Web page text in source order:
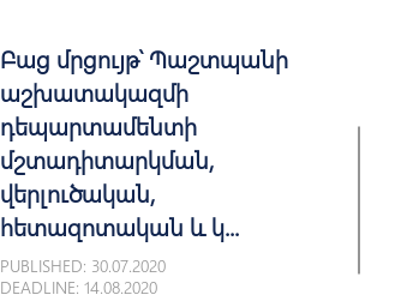
Բաց մրցույթ՝ Պաշտպանի
աշխատակազմի
դեպարտամենտի
մշտադիտարկման,
վերլուծական,
հետազոտական և կ...
PUBLISHED: 30.07.2020
DEADLINE: 14.08.2020